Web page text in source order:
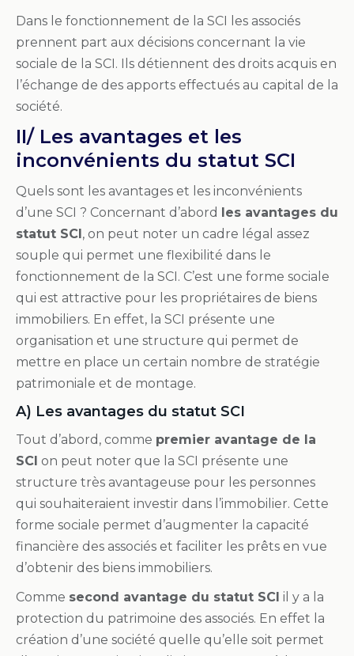
Dans le fonctionnement de la SCI les associés
prennent part aux décisions concernant la vie
sociale de la SCI. Ils détiennent des droits acquis en
l’échange de des apports effectués au capital de la
société.
II/ Les avantages et les
inconvénients du statut SCI
Quels sont les avantages et les inconvénients
d’une SCI ? Concernant d’abord les avantages du
statut SCI, on peut noter un cadre légal assez
souple qui permet une flexibilité dans le
fonctionnement de la SCI. C’est une forme sociale
qui est attractive pour les propriétaires de biens
immobiliers. En effet, la SCI présente une
organisation et une structure qui permet de
mettre en place un certain nombre de stratégie
patrimoniale et de montage.
A) Les avantages du statut SCI
Tout d’abord, comme premier avantage de la
SCI on peut noter que la SCI présente une
structure très avantageuse pour les personnes
qui souhaiteraient investir dans l’immobilier. Cette
forme sociale permet d’augmenter la capacité
financière des associés et faciliter les prêts en vue
d’obtenir des biens immobiliers.
Comme second avantage du statut SCI il y a la
protection du patrimoine des associés. En effet la
création d’une société quelle qu’elle soit permet